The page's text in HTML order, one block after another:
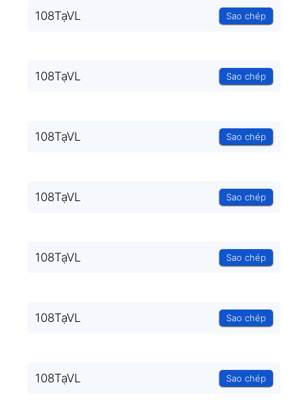
108TạVL Sao chép
108TạVL Sao chép
108TạVL Sao chép
108TạVL Sao chép
108TạVL Sao chép
108TạVL Sao chép
108TạVL Sao chép